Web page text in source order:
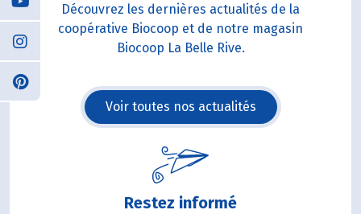
Découvrez les dernières actualités de la
coopérative Biocoop et de notre magasin
Biocoop La Belle Rive.
Voir toutes nos actualités
Restez informé